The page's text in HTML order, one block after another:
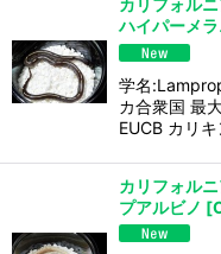
カリフォル
ハイパーメ
学名
カ合衆国 最
EUCB カリ
カリフォル
プアルビノ [